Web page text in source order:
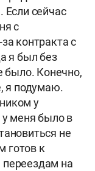
Если сейчас
с
контракта с
я был без
было. Конечно,
я подумаю.
у
у меня было в
не
готов к
на